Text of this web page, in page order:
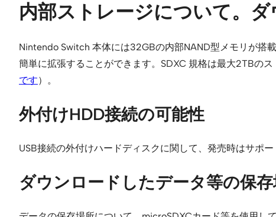
内部ストレージについて。
Nintendo Switch 本体には32GBの内部NAND型メモリが搭
簡単に拡張することができます。SDXC 規格は最大2TBの
です）。
外付けHDD接続の可能性
USB接続の外付けハードディスクに関して、発売時はサポ
ダウンロードしたデータ等の保